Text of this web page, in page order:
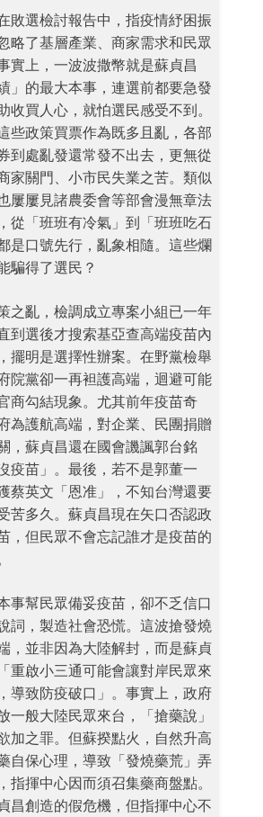
敗選檢討報告中，指疫情紓困振
略了基層產業、商家需求和民眾
實上，一波波撒幣就是蘇貞昌
」的最大本事，連選前都要急發
收買人心，就怕選民感受不到。
些政策買票作為既多且亂，各部
到處亂發還常發不出去，更無從
家關門、小市民失業之苦。類似
屢屢見諸農委會等部會漫無章法
從「班班有冷氣」到「班班吃石
是口號先行，亂象相隨。這些爛
騙得了選民？
之亂，檢調成立專案小組已一年
到選後才搜索基亞查高端疫苗內
擺明是選擇性辦案。在野黨檢舉
院黨卻一再袒護高端，迴避可能
商勾結現象。尤其前年疫苗奇
為護航高端，對企業、民團捐贈
，蘇貞昌還在國會譏諷郭台銘
疫苗」。最後，若不是郭董一
蔡英文「恩准」，不知台灣還要
苦多久。蘇貞昌現在矢口否認政
，但民眾不會忘記誰才是疫苗的
事幫民眾備妥疫苗，卻不乏信口
詞，製造社會恐慌。這波搶發燒
，並非因為大陸解封，而是蘇貞
重啟小三通可能會讓對岸民眾來
導致防疫破口」。事實上，政府
一般大陸民眾來台，「搶藥說」
加之罪。但蘇揆點火，自然升高
自保心理，導致「發燒藥荒」弄
指揮中心因而須召集藥商盤點。
昌創造的假危機，但指揮中心不